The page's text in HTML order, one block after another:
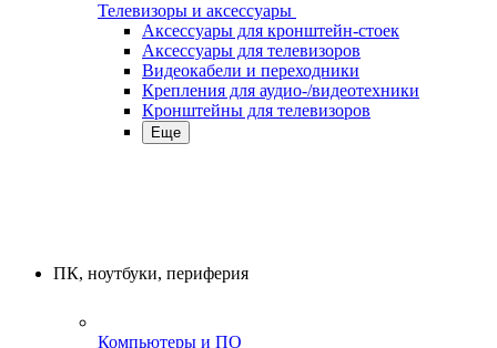
Телевизоры и аксессуары
Аксессуары для кронштейн-стоек
Аксессуары для телевизоров
Видеокабели и переходники
Крепления для аудио-/видеотехники
Кронштейны для телевизоров
Еще
ПК, ноутбуки, периферия
Компьютеры и ПО